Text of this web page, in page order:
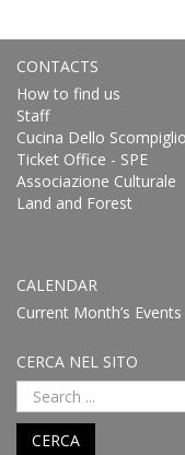
CONTACTS
How to find us
Staff
Cucina Dello Scompiglio
Ticket Office - SPE
Associazione Culturale
Land and Forest
CALENDAR
Current Month’s Events
CERCA NEL SITO
CERCA